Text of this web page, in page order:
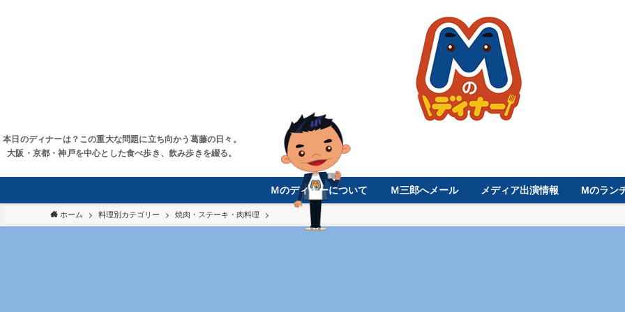
本日のディナーは？この重大な問題に立ち向かう葛藤の日々。
大阪・京都・神戸を中心とした食べ歩き、飲み歩きを綴る。
Ｍのディナーについて Ｍ三郎へメール メディア出演情報 Mのラン
ホーム 料理別カテゴリー 焼肉・ステーキ・肉料理